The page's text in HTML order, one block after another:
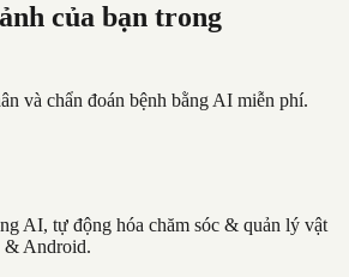
của bạn trong
và chẩn đoán bệnh bằng AI miễn phí.
AI, tự động hóa chăm sóc & quản lý vật
Android.